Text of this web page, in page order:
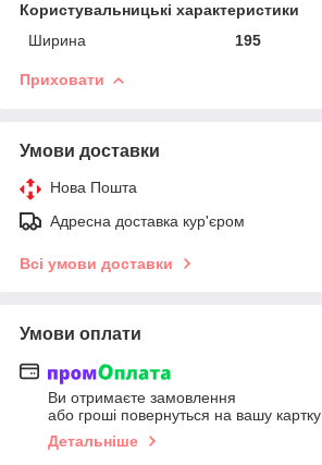
Користувальницькі характеристики
Ширина
195
Приховати
Умови доставки
Нова Пошта
Адресна доставка кур'єром
Всі умови доставки
Умови оплати
Ви отримаєте замовлення
або гроші повернуться на вашу картку
Детальніше